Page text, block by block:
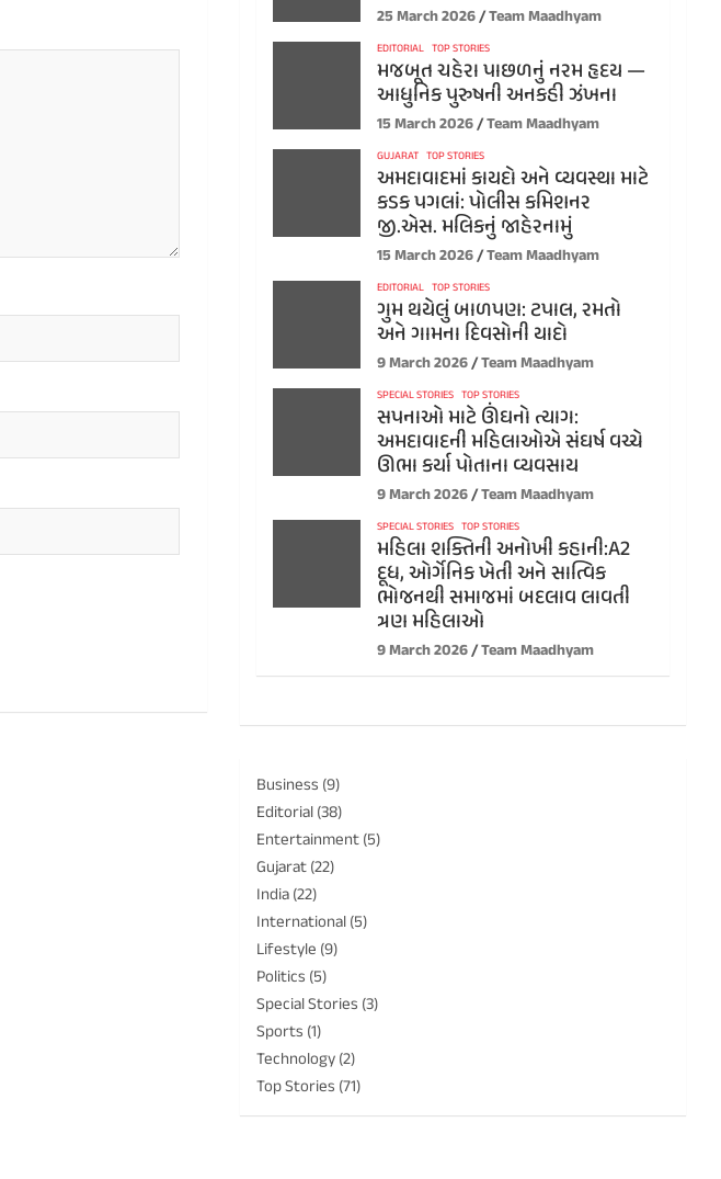
25 March 2026 Team Maadhyam
EDITORIAL TOP STORIES
મજબૂત ચહેરા પાછળનું નરમ હૃદય —
આધુનિક પુરુષની અનકહી ઝંખના
15 March 2026 Team Maadhyam
GUJARAT TOP STORIES
અમદાવાદમાં કાયદો અને વ્યવસ્થા માટે
કડક પગલાં: પોલીસ કમિશનર
જી.એસ. મલિકનું જાહેરનામું
15 March 2026 Team Maadhyam
EDITORIAL TOP STORIES
ગુમ થયેલું બાળપણ: ટપાલ, રમતો
અને ગામના દિવસોની યાદો
9 March 2026 Team Maadhyam
SPECIAL STORIES TOP STORIES
સપનાઓ માટે ઊંઘનો ત્યાગ:
અમદાવાદની મહિલાઓએ સંઘર્ષ વચ્ચે
ઊભા કર્યા પોતાના વ્યવસાય
9 March 2026 Team Maadhyam
SPECIAL STORIES TOP STORIES
મહિલા શક્તિની અનોખી કહાની:A2
દૂધ, ઓર્ગેનિક ખેતી અને સાત્વિક
ભોજનથી સમાજમાં બદલાવ લાવતી
ત્રણ મહિલાઓ
9 March 2026 Team Maadhyam
Business (9)
Editorial(38)
Entertainment(5)
Gujarat(22)
India(22)
International(5)
Lifestyle (9)
Politics (5)
Special Stories (3)
Sports (1)
Technology(2)
Top Stories (71)